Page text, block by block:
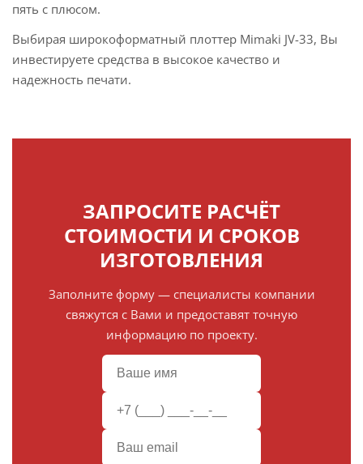
пять с плюсом.
Выбирая широкоформатный плоттер Mimaki JV-33, Вы
инвестируете средства в высокое качество и
надежность печати.
ЗАПРОСИТЕ РАСЧЁТ
СТОИМОСТИ И СРОКОВ
ИЗГОТОВЛЕНИЯ
Заполните форму — специалисты компании
свяжутся с Вами и предоставят точную
информацию по проекту.